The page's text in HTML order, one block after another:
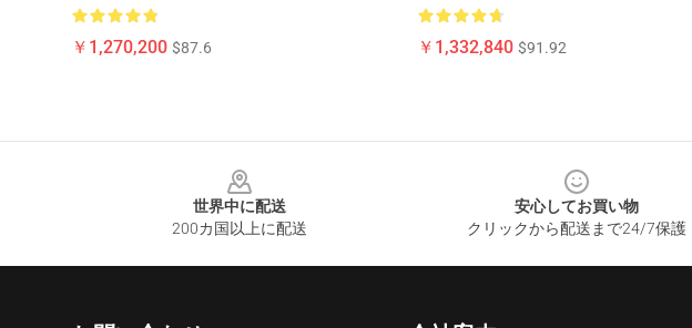
￥1,270,200 $87.6 ￥1,332,840 $91.92
世界中に配送
200カ国以上に配送
安心してお買い物
クリックから配送まで24/7保護